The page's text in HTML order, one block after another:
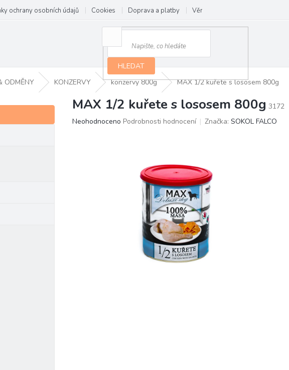
ochrany osobních údajů Cookies Doprava a platby Věrnostní program
HLEDAT
ODMĚNY KONZERVY konzervy 800g MAX 1/2 kuřete s lososem 800g
MAX 1/2 kuřete s lososem 800g 3172
Průměrné
Neohodnoceno Podrobnosti hodnocení Značka: SOKOL FALCO